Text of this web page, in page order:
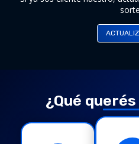
DESCARGA IOS
¿Qué